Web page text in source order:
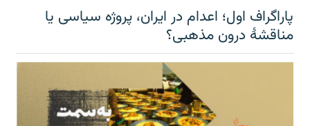
پاراگراف اول؛ اعدام در ایران، پروژه سیاسی یا
مناقشهٔ درون مذهبی؟